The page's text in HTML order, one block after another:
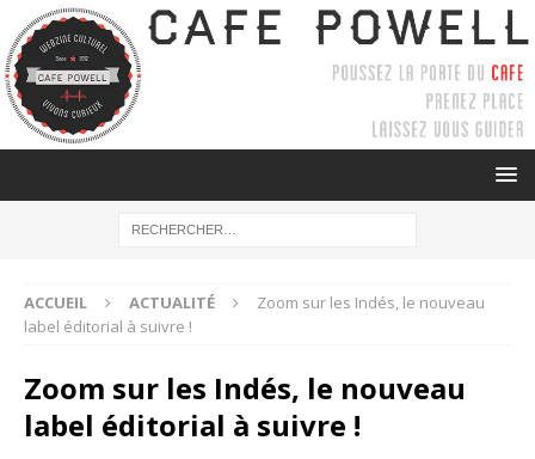
ACCUEIL ACTUALITÉ
Zoom sur les Indés, le nouveau
label éditorial à suivre !
Zoom sur les Indés, le nouveau
label éditorial à suivre !